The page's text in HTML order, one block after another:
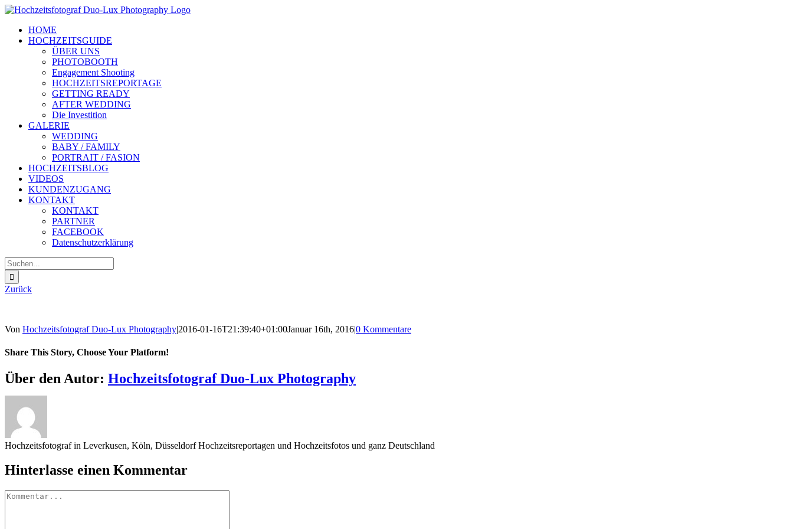
Zum
springenHOME
HOCHZEITSGUIDE
ÜBER UNS
PHOTOBOOTH
Engagement Shooting
HOCHZEITSREPORTAGE
GETTING READY
AFTER WEDDING
Die Investition
GALERIE
WEDDING
BABY / FAMILY
PORTRAIT / FASION
HOCHZEITSBLOG
VIDEOS
KUNDENZUGANG
KONTAKT
KONTAKT
PARTNER
FACEBOOK
Datenschutzerklärung
Suche
nach:
Zurück
Von Hochzeitsfotograf Duo-Lux Photography|2016-01-16T21:39:40+01:00Januar 16th, 2016|0 Kommentare
Share This Story, Choose Your Platform!
Sharing_facebook
Sharing_twitter
Sharing_reddit
Über den Autor: Hochzeitsfotograf Duo-Lux Photography
Hochzeitsfotograf in Leverkusen, Köln, Düsseldorf Hochzeitsreportagen und Hochzeitsfotos und ganz Deutschland
Hinterlasse einen Kommentar
Kommentar